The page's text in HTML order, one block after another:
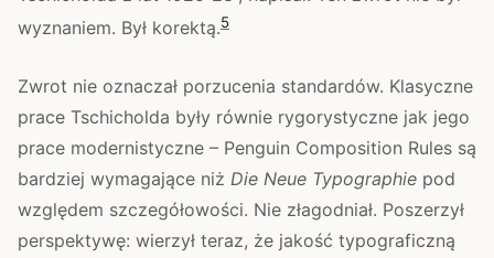
wyznaniem. Był korektą.5
Zwrot nie oznaczał porzucenia standardów. Klasyczne
prace Tschicholda były równie rygorystyczne jak jego
prace modernistyczne – Penguin Composition Rules są
bardziej wymagające niż Die Neue Typographie pod
względem szczegółowości. Nie złagodniał. Poszerzył
perspektywę: wierzył teraz, że jakość typograficzną